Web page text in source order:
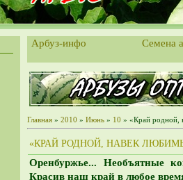
Арбуз-инфо Семена
Главная » 2010 » Июнь » 10 » «Край родной,
«КРАЙ РОДНОЙ, НАВЕК
Оренбуржье... Необъятные
Красив наш край в любое